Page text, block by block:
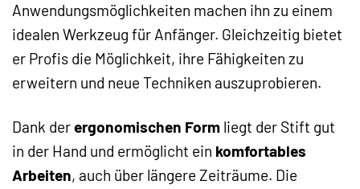
Anwendungsmöglichkeiten machen ihn zu einem
idealen Werkzeug für Anfänger. Gleichzeitig bietet
er Profis die Möglichkeit, ihre Fähigkeiten zu
erweitern und neue Techniken auszuprobieren.
Dank derergonomischen Form liegt der Stift gut
in der Hand und ermöglicht ein komfortables
Arbeiten, auch über längere Zeiträume. Die